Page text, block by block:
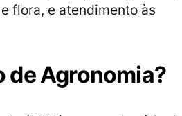
flora, e atendimento às
de Agronomia?